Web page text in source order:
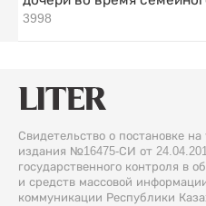
3998
Свидетельство о постановке
издания №16475-СИ от
государственного контроля в
и средств массовой
коммуникации Республики